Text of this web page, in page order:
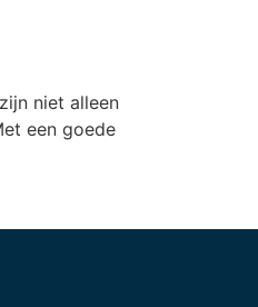
niet alleen
een goede